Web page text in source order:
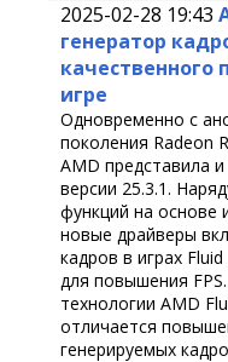
2025-02-28 19:43
генератор
качественного
игре
Одновременно с
поколения Radeon
AMD представила
версии 25.3.1.
функций на основе
новые драйверы
кадров в играх
для повышения
технологии AMD
отличается
генерируемых